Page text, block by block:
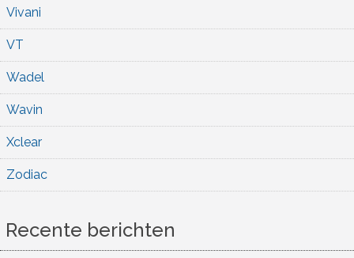
Vivani
VT
Wadel
Wavin
Xclear
Zodiac
Recente berichten